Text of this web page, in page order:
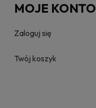
MOJE KONTO
Zaloguj się
Twój koszyk